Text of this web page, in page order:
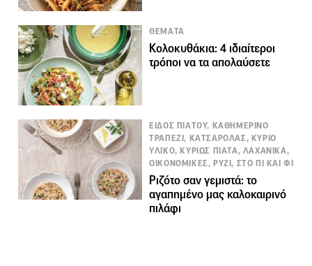
ΘΕΜΑΤΑ
Κολοκυθάκια: 4 ιδιαίτεροι
τρόποι να τα απολαύσετε
ΕΙΔΟΣ ΠΙΑΤΟΥ, ΚΑΘΗΜΕΡΙΝΟ
ΤΡΑΠΕΖΙ, ΚΑΤΣΑΡΟΛΑΣ, ΚΥΡΙΟ
ΥΛΙΚΟ, ΚΥΡΙΩΣ ΠΙΑΤΑ, ΛΑΧΑΝΙΚΑ,
ΟΙΚΟΝΟΜΙΚΕΣ, ΡΥΖΙ, ΣΤΟ ΠΙ ΚΑΙ ΦΙ
Ριζότο σαν γεμιστά: το
αγαπημένο μας καλοκαιρινό
πιλάφι